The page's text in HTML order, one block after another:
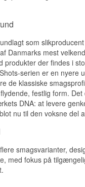
som
Danmarks mest
produkter der findes i
serien er en nyere
de klassiske
festlig form. Det
DNA: at levere
nu til den voksne del
smagsvarianter,
med fokus på